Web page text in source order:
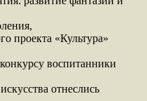
проекта «Культура»
воспитанники
отнеслись